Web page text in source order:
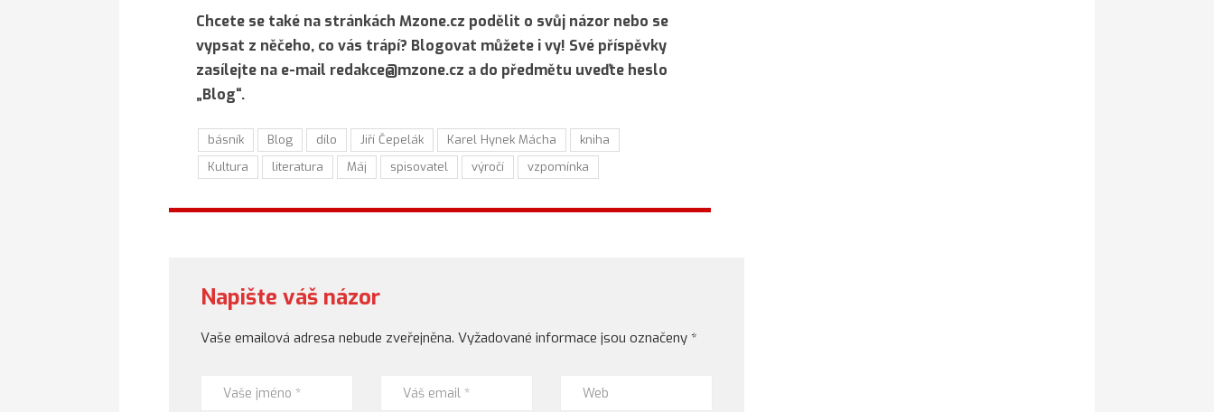
Chcete se také na stránkách Mzone.cz podělit o svůj názor nebo se
vypsat z něčeho, co vás trápí? Blogovat můžete i vy! Své příspěvky
zasílejte na e-mail redakce@mzone.cz a do předmětu uveďte heslo
„Blog“.
básník Blog dílo Jiří Čepelák Karel Hynek Mácha
kniha
Kultura
literatura Máj spisovatel výročí vzpomínka
Napište váš názor
Vaše emailová adresa nebude zveřejněna. Vyžadované informace jsou označeny *